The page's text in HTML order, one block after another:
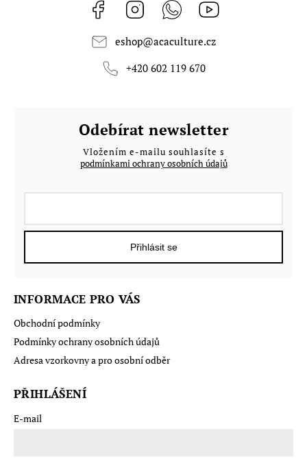
Facebook Instagram Whatsapp
eshop@acaculture.cz
+420 602 119 670
Odebírat newsletter
Vložením e-mailu souhlasíte s
podmínkami ochrany osobních údajů
Přihlásit se
INFORMACE PRO VÁS
Obchodní podmínky
Podmínky ochrany osobních údajů
Adresa vzorkovny a pro osobní odběr
PŘIHLÁŠENÍ
E-mail